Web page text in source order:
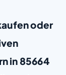
oder
in 85664